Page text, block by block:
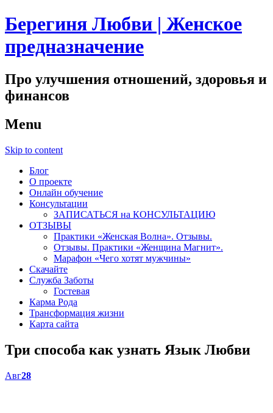
Берегиня Любви | Женское
предназначение
Про улучшения отношений, здоровья и
финансов
Menu
Skip to content
Блог
О проекте
Онлайн обучение
Консультации
ЗАПИСАТЬСЯ на КОНСУЛЬТАЦИЮ
ОТЗЫВЫ
Практики «Женская Волна». Отзывы.
Отзывы. Практики «Женщина Магнит».
Марафон «Чего хотят мужчины»
Скачайте
Служба Заботы
Гостевая
Карма Рода
Трансформация жизни
Карта сайта
Три способа как узнать Язык Любви
Авг28